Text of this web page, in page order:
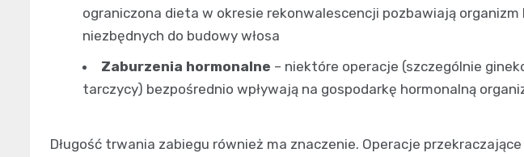
ograniczona dieta w okresie rekonwalescencji pozbawiają organizm
niezbędnych do budowy włosa
Zaburzenia hormonalne – niektóre operacje (szczególnie
tarczycy) bezpośrednio wpływają na gospodarkę hormonalną
Długość trwania zabiegu również ma znaczenie. Operacje